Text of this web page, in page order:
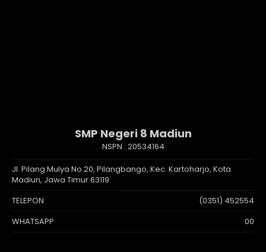
SMP Negeri 8 Madiun
NSPN : 20534164
Jl. Pilang Mulya No.20, Pilangbango, Kec. Kartoharjo, Kota
Madiun, Jawa Timur 63119
TELEPON
(0351) 452554
WHATSAPP
00